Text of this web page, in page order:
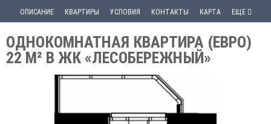
ОПИСАНИЕ КВАРТИРЫ УСЛОВИЯ КОНТАКТЫ КАРТА ЕЩЕ
ОДНОКОМНАТНАЯ КВАРТИРА (ЕВРО)
22 М² В ЖК «ЛЕСОБЕРЕЖНЫЙ»